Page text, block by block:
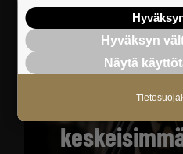
Meta
Hyväksyn
Näytä